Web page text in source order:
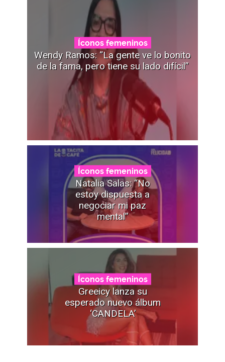
Íconos femeninos
Wendy Ramos: “La gente ve lo bonito
de la fama, pero tiene su lado difícil”
Íconos femeninos
Natalia Salas: “No
estoy dispuesta a
negociar mi paz
mental”
Íconos femeninos
Greeicy lanza su
esperado nuevo álbum
‘CANDELA’